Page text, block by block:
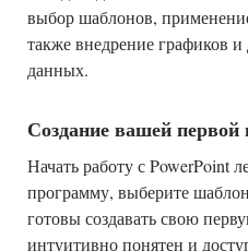
выбор шаблонов,
также внедрение графиков
данных.
Создание вашей первой
Начать работу с PowerPoint
программу, выберите
готовы создавать свою
интуитивно понятен и